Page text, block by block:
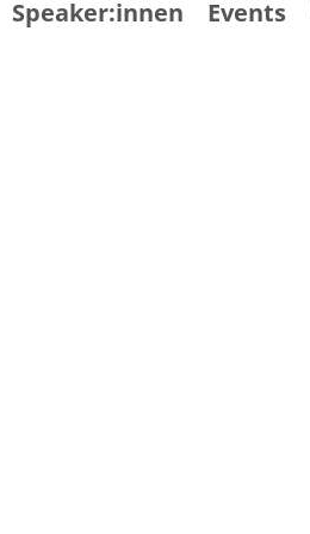
Speaker:innen Events